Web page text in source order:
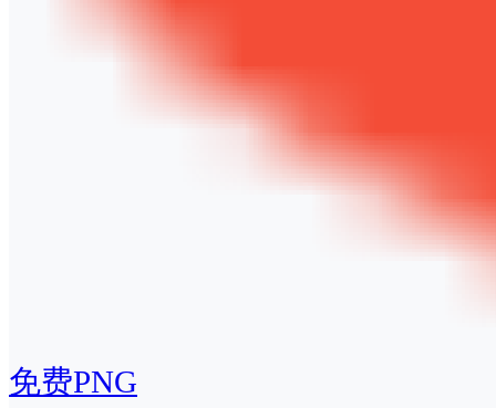
免费PNG